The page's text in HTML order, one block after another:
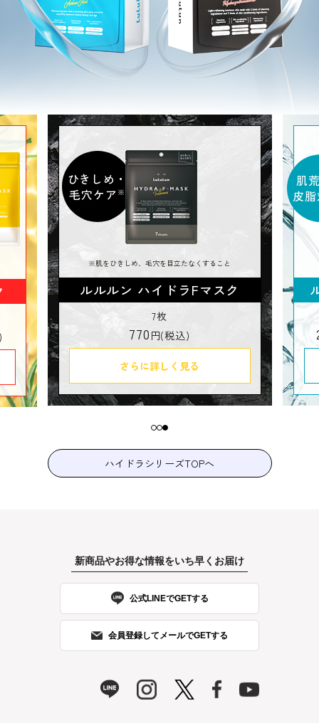
肌荒れ・
皮脂対策 ※
※ふきとりによる
ルルルン ハイドラAZマスク
円(税込) 770
さらに詳しく見る
毛
く
ハイドラシリーズTOPへ
新商品やお得な情報をいち早くお届け
公式LINEでGETする
会員登録してメールでGETする